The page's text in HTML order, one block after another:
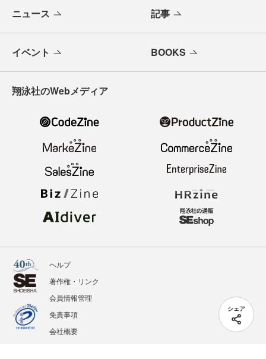
シェア
ニュース 記事
イベント BOOKS
翔泳社のWebメディア
ヘルプ
著作権・リンク
会員情報管理
免責事項
会社概要